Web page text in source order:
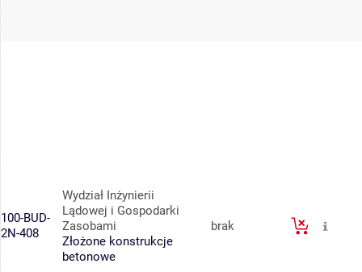
100-BUD-
2N-408
Wydział Inżynierii
Lądowej i Gospodarki
Zasobami
Złożone konstrukcje
betonowe
brak